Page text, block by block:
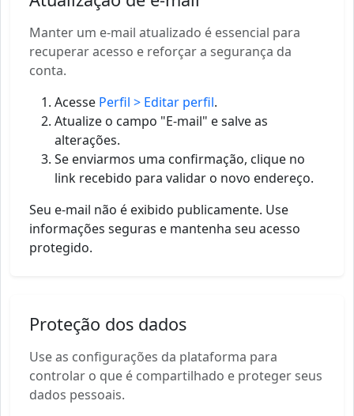
Manter um e-mail atualizado é essencial para
recuperar acesso e reforçar a segurança da
conta.
Acesse Perfil > Editar perfil.
Atualize o campo "E-mail" e salve as
alterações.
Se enviarmos uma confirmação, clique no
link recebido para validar o novo endereço.
Seu e-mail não é exibido publicamente. Use
informações seguras e mantenha seu acesso
protegido.
Proteção dos dados
Use as configurações da plataforma para
controlar o que é compartilhado e proteger seus
dados pessoais.